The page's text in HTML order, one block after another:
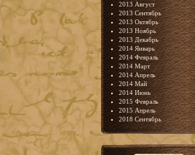
2013 Август
2013 Сентябрь
2013 Октябрь
2013 Ноябрь
2013 Декабрь
2014 Январь
2014 Февраль
2014 Март
2014 Апрель
2014 Май
2014 Июнь
2015 Февраль
2015 Апрель
2018 Сентябрь